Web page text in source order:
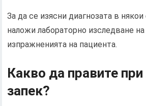
За да се изясни диагнозата в
наложи лабораторно изследване
изпражненията на пациента.
Какво да правите при
запек?